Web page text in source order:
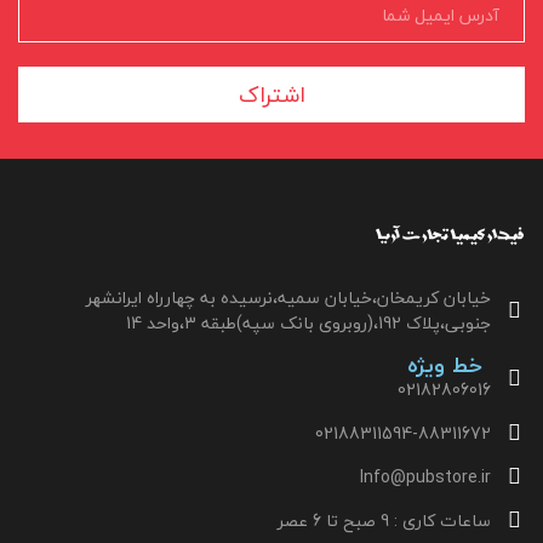
اشتراک
خیابان کریمخان،خیابان سمیه،نرسیده به چهارراه ایرانشهر
جنوبی،پلاک 192،(روبروی بانک سپه)طبقه 3،واحد 14
خط ویژه
02182806016
02188311594-88311672
Info@pubstore.ir
ساعات کاری : 9 صبح تا 6 عصر